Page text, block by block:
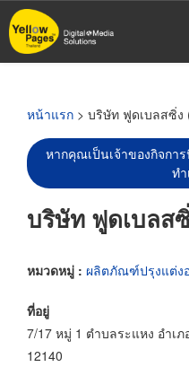
ข้าม
ไป
หน้าแรก > บริษัท ฟูดเบลสซิ่ง
หากคุณเป็นเจ้าของกิจกา
ท
บริษัท ฟูดเบลส
หมวดหมู่ : ผลิตภัณฑ์ปรุงแต่ง
ที่อยู่
7/17 หมู่ 1 ตำบลระแหง อำเ
12140